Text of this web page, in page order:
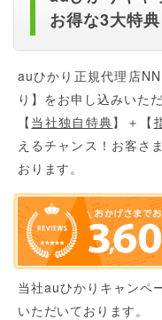
お得な3大特典
auひかり正規代理店
り】をお申し込みいた
【 当社独自特典】＋【
えるチャンス！お客さ
おります。
当社auひかりキャンペ
いただいております。